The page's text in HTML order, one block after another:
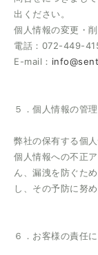
出ください。
個人情報の変更・
電話：072-449-
E-mail：
５．個人情報の管理
弊社の保有する個
個人情報への不正
ん、漏洩を防ぐた
し、その予防に努
６．お客様の責任